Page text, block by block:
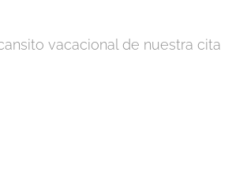
vacacional de nuestra cita